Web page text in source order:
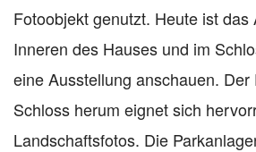
Fotoobjekt genutzt. Heute ist das
Inneren des Hauses und im
eine Ausstellung anschauen. Der
Schloss herum eignet sich
Landschaftsfotos. Die